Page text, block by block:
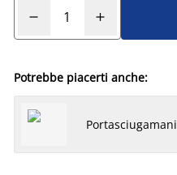
Potrebbe piacerti anche:
Portasciugamani